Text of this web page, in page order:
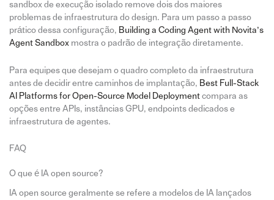
sandbox de execução isolado remove dois dos maiores
problemas de infraestrutura do design. Para um passo a passo
prático dessa configuração, Building a Coding Agent with Novita’s
Agent Sandboxmostra o padrão de integração diretamente.
Para equipes que desejam o quadro completo da infraestrutura
antes de decidir entre caminhos de implantação, Best Full-Stack
AI Platforms for Open-Source Model Deploymentcompara as
opções entre APIs, instâncias GPU, endpoints dedicados e
infraestrutura de agentes.
FAQ
O que é IA open source?
IA open source geralmente se refere a modelos de IA lançados